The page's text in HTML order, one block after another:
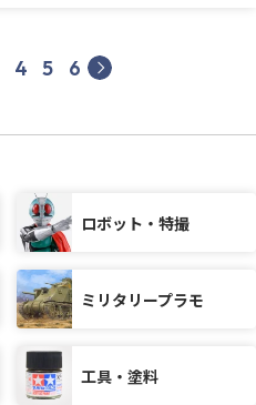
next
4 5 6
ロボット・特撮
ミリタリープラモ
工具・塗料